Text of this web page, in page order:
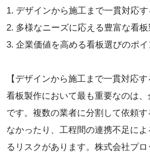
1. デザインから施工まで一貫対応
2. 多様なニーズに応える豊富な看
3. 企業価値を高める看板選びのポイ
【デザインから施工まで一貫対応す
看板製作において最も重要なのは
です。複数の業者に分割して依頼
なかったり、工程間の連携不足に
るリスクがあります。株式会社プ